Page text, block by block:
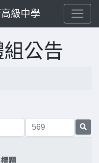
級中學
公告
標題